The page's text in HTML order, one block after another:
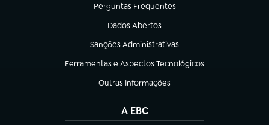
Perguntas Frequentes
(abre em nova aba)
Dados Abertos
(abre em nova aba)
Sanções Administrativas
(abre em nova aba)
Ferramentas e Aspectos Tecnológicos
(abre em nova aba)
Outras Informações
(abre em nova aba)
A EBC